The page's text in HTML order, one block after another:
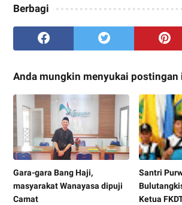
Berbagi
Anda mungkin menyukai postingan
Gara-gara Bang Haji,
masyarakat Wanayasa dipuji
Camat
Santri
Ketua